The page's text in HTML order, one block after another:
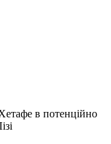
в потенційно